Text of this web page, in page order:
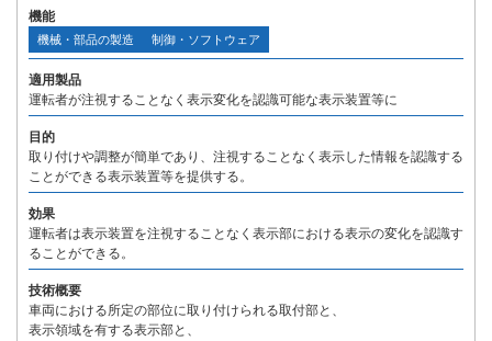
機能
機械・部品の製造 制御・ソフトウェア
適用製品
運転者が注視することなく表示変化を認識可能な表示装置等に
目的
取り付けや調整が簡単であり、注視することなく表示した情報を認識する
ことができる表示装置等を提供する。
効果
運転者は表示装置を注視することなく表示部における表示の変化を認識す
ることができる。
技術概要
車両における所定の部位に取り付けられる取付部と、
表示領域を有する表示部と、